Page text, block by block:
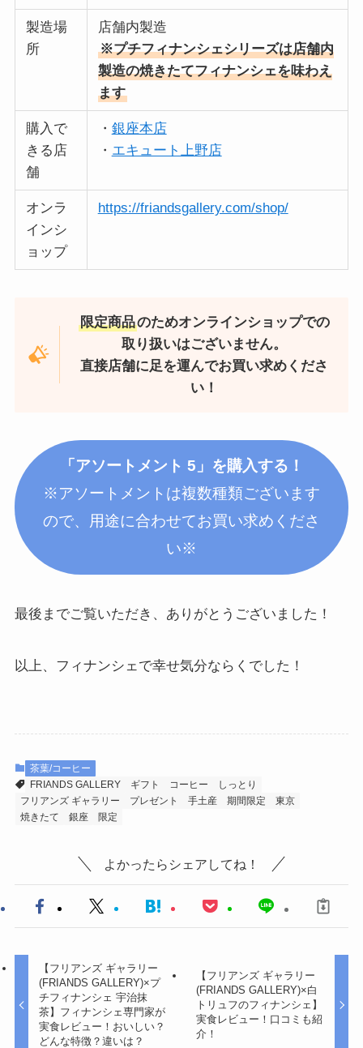
製造場
所
店舗内製造
※プチフィナンシェシリーズは店舗内
製造の焼きたてフィナンシェを味わえ
ます
購入で
きる店
舗
・ 銀座本店
・ エキュート上野店
オンラ
インシ
ョップ
https://friandsgallery.com/shop/
限定商品のためオンラインショップでの
取り扱いはございません。
直接店舗に足を運んでお買い求めくださ
い！
「アソートメント 5」を購入する！
※アソートメントは複数種類ございます
ので、用途に合わせてお買い求めくださ
い※
最後までご覧いただき、ありがとうございました！
以上、フィナンシェで幸せ気分ならくでした！
茶葉/コーヒー
FRIANDS GALLERY
ギフト コーヒー
しっとり
フリアンズ ギャラリー
プレゼント 手土産 期間限定
東京
焼きたて
銀座 限定
よかったらシェアしてね！
【フリアンズ ギャラリー
(FRIANDS GALLERY)×プ
チフィナンシェ 宇治抹
茶】フィナンシェ専門家が
実食レビュー！おいしい？
どんな特徴？違いは？
【フリアンズ ギャラリー
(FRIANDS GALLERY)×白
トリュフのフィナンシェ】
実食レビュー！口コミも紹
介！